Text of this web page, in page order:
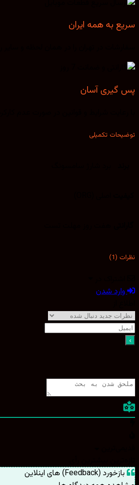
سریع به همه ایران
پس گیری آسان
توضیحات تکمیلی
نظرات (1)
وارد شدن
بازخورد (Feedback) های اینلاین